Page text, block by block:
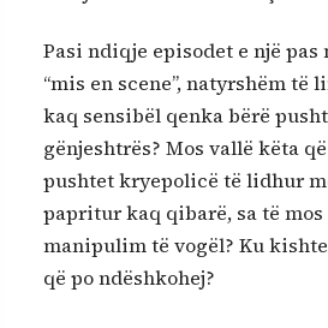
Pasi ndiqje episodet e një pas
“mis en scene”, natyrshëm të
kaq sensibël qenka bërë
gënjeshtrës? Mos vallë këta
pushtet kryepolicë të lidhur
papritur kaq qibarë, sa të mos
manipulim të vogël? Ku
që po ndëshkohej?